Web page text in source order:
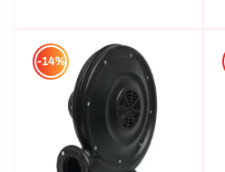
-14%